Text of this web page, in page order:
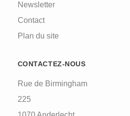
Newsletter
Contact
Plan du site
CONTACTEZ-NOUS
Rue de Birmingham
225